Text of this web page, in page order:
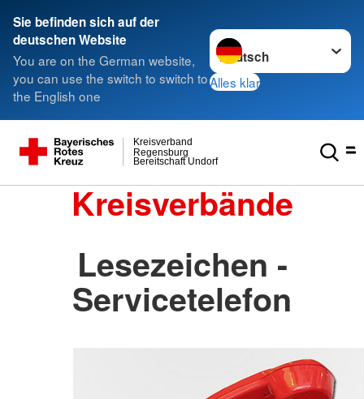
Sie befinden sich auf der
deutschen Website
You are on the German website,
you can use the switch to switch to
the English one
Sprache wechseln zu
Alles klar
Bereitschaft Undorf
Regensburg
Kreisverband
Kreisverbände
Lesezeichen -
Servicetelefon